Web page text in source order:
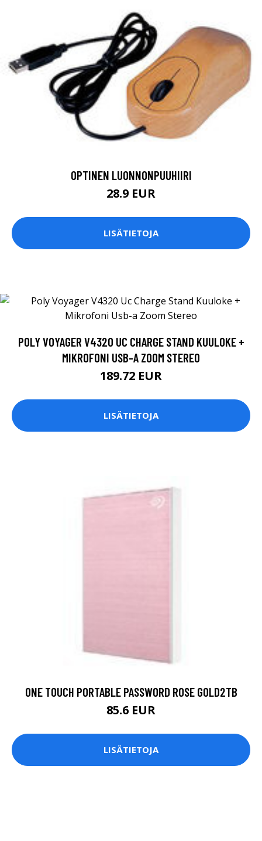
OPTINEN LUONNONPUUHIIRI
28.9 EUR
LISÄTIETOJA
POLY VOYAGER V4320 UC CHARGE STAND KUULOKE +
MIKROFONI USB-A ZOOM STEREO
189.72 EUR
LISÄTIETOJA
ONE TOUCH PORTABLE PASSWORD ROSE GOLD2TB
85.6 EUR
LISÄTIETOJA